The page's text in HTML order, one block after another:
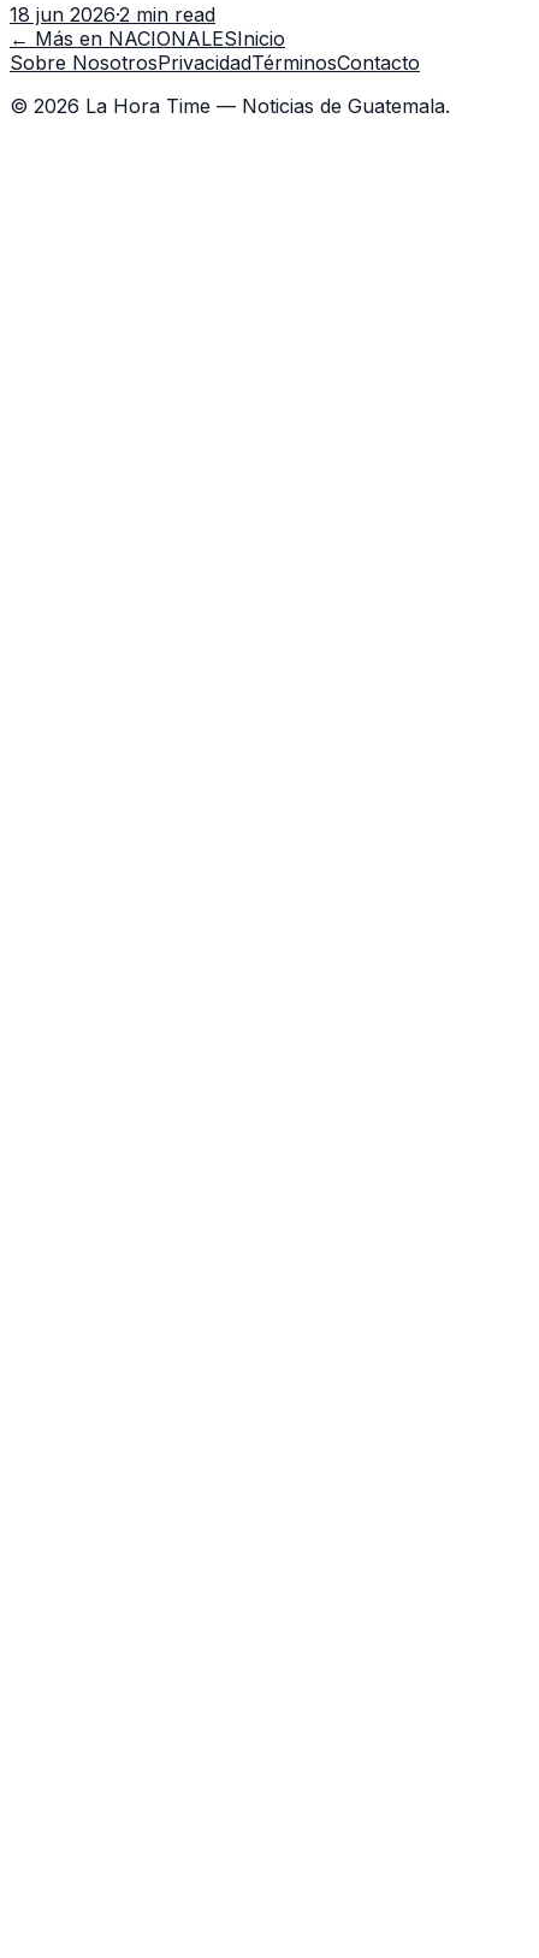
capacitación en la capital.
18 jun 2026·2 min read
← Más en NACIONALESInicio
Sobre NosotrosPrivacidadTérminosContacto
© 2026 La Hora Time — Noticias de Guatemala.